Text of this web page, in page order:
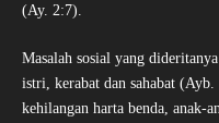
(Ay. 2:7).
Masalah sosial yang
istri, kerabat dan sahabat
kehilangan harta benda, anak-